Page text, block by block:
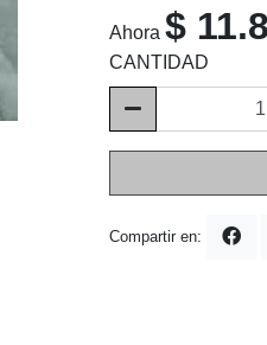
Ahora $
CANTIDAD
Compartir en: